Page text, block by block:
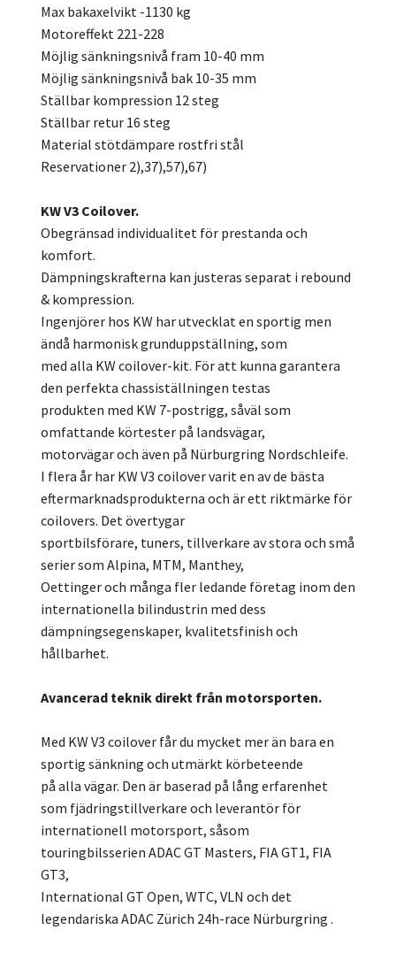
Max bakaxelvikt -1130 kg
Motoreffekt 221-228
Möjlig sänkningsnivå fram 10-40 mm
Möjlig sänkningsnivå bak 10-35 mm
Ställbar kompression 12 steg
Ställbar retur 16 steg
Material stötdämpare rostfri stål
Reservationer 2),37),57),67)
KW V3 Coilover.
Obegränsad individualitet för prestanda och
komfort.
Dämpningskrafterna kan justeras separat i rebound
& kompression.
Ingenjörer hos KW har utvecklat en sportig men
ändå harmonisk grunduppställning, som
med alla KW coilover-kit. För att kunna garantera
den perfekta chassiställningen testas
produkten med KW 7-postrigg, såväl som
omfattande körtester på landsvägar,
motorvägar och även på Nürburgring Nordschleife.
I flera år har KW V3 coilover varit en av de bästa
eftermarknadsprodukterna och är ett riktmärke för
coilovers. Det övertygar
sportbilsförare, tuners, tillverkare av stora och små
serier som Alpina, MTM, Manthey,
Oettinger och många fler ledande företag inom den
internationella bilindustrin med dess
dämpningsegenskaper, kvalitetsfinish och
hållbarhet.
Avancerad teknik direkt från motorsporten.
Med KW V3 coilover får du mycket mer än bara en
sportig sänkning och utmärkt körbeteende
på alla vägar. Den är baserad på lång erfarenhet
som fjädringstillverkare och leverantör för
internationell motorsport, såsom
touringbilsserien ADAC GT Masters, FIA GT1, FIA
GT3,
International GT Open, WTC, VLN och det
legendariska ADAC Zürich 24h-race Nürburgring .